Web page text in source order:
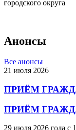
городского округа
Анонсы
Все анонсы
21 июля 2026
ПРИЁМ
ПРИЁМ
29 июля 2026 года с